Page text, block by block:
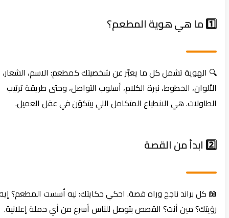
🔍 الهوية تشمل كل ما يعبّر عن شخصيتك كمطعم: الاسم، الشعار،
الألوان، الخطوط، نبرة الكلام، أسلوب التواصل، وحتى طريقة ترتيب
الطاولات. هي الانطباع المتكامل اللي بيتكوّن في عقل العميل.
📖 كل براند ناجح وراه قصة. احكي حكايتك: ليه أسست المطعم؟ إيه
رؤيتك؟ مين أنت؟ القصص بتوصل للناس أسرع من أي حملة إعلانية.